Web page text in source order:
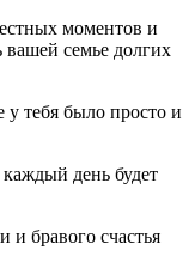
моментов и
вашей семье долгих
у тебя было просто и
день будет
и бравого счастья